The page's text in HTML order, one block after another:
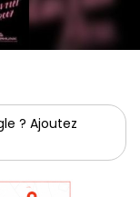
? Ajoutez